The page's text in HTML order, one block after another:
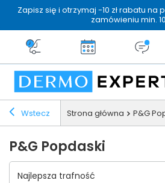
Zapisz się i otrzymaj -10 zł rabatu na
zamówieniu min.
Darmowa dostawa od 199 zł
14 dni na zwrot
Wstecz Strona główna P&G
P&G Popdaski
Wybierz sortowanie
Najlepsza trafność